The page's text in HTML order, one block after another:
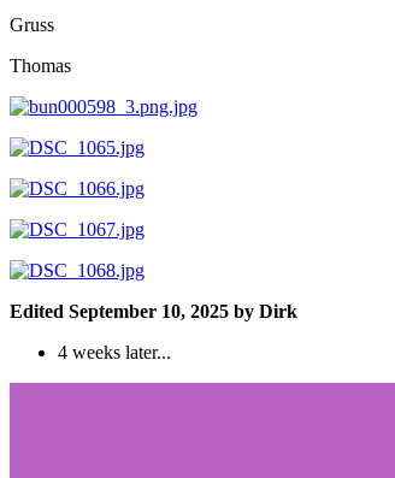
Gruss
Thomas
Edited September 10, 2025 by Dirk
4 weeks later...